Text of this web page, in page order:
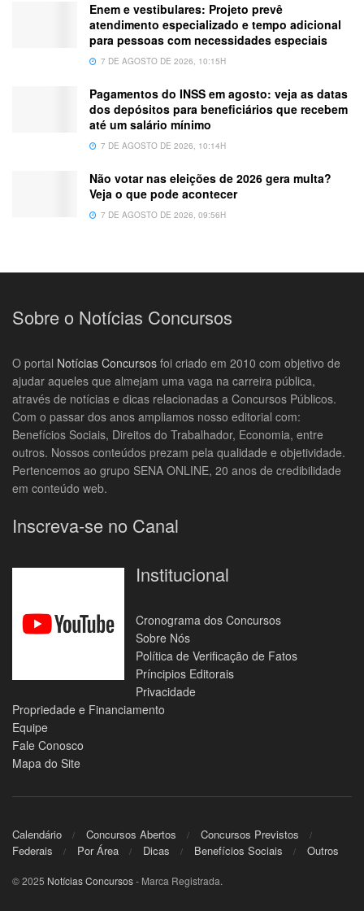
Enem e vestibulares: Projeto prevê
atendimento especializado e tempo adicional
para pessoas com necessidades especiais
7 DE AGOSTO DE 2026, 10:15H
Pagamentos do INSS em agosto: veja as datas
dos depósitos para beneficiários que recebem
até um salário mínimo
7 DE AGOSTO DE 2026, 10:14H
Não votar nas eleições de 2026 gera multa?
Veja o que pode acontecer
7 DE AGOSTO DE 2026, 09:56H
Sobre o Notícias Concursos
O portal Notícias Concursos foi criado em 2010 com objetivo de
ajudar aqueles que almejam uma vaga na carreira pública,
através de notícias e dicas relacionadas a Concursos Públicos.
Com o passar dos anos ampliamos nosso editorial com:
Benefícios Sociais, Direitos do Trabalhador, Economia, entre
outros. Nossos conteúdos prezam pela qualidade e objetividade.
Pertencemos ao grupo SENA ONLINE, 20 anos de credibilidade
em conteúdo web.
Inscreva-se no Canal
Institucional
Cronograma dos Concursos
Sobre Nós
Política de Verificação de Fatos
Príncipios Editorais
Privacidade
Propriedade e Financiamento
Equipe
Fale Conosco
Mapa do Site
Calendário Concursos Abertos
Concursos Previstos
Federais
Por Área Dicas Benefícios Sociais Outros
© 2025 Notícias Concursos- Marca Registrada.